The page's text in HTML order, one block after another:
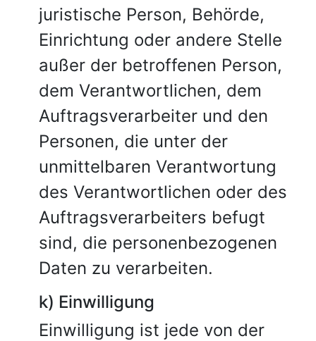
juristische Person, Behörde,
Einrichtung oder andere Stelle
außer der betroffenen Person,
dem Verantwortlichen, dem
Auftragsverarbeiter und den
Personen, die unter der
unmittelbaren Verantwortung
des Verantwortlichen oder des
Auftragsverarbeiters befugt
sind, die personenbezogenen
Daten zu verarbeiten.
k) Einwilligung
Einwilligung ist jede von der